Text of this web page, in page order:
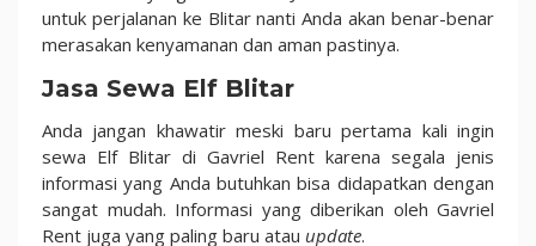
Kelebihan
dan
Beberapa
Pilihan
No.1
untuk perjalanan ke Blitar nanti Anda akan benar-benar
merasakan kenyamanan dan aman pastinya.
Jasa Sewa Elf Blitar
Anda jangan khawatir meski baru pertama kali ingin
sewa Elf Blitar di Gavriel Rent karena segala jenis
informasi yang Anda butuhkan bisa didapatkan dengan
sangat mudah. Informasi yang diberikan oleh Gavriel
Rent juga yang paling baru atau update.